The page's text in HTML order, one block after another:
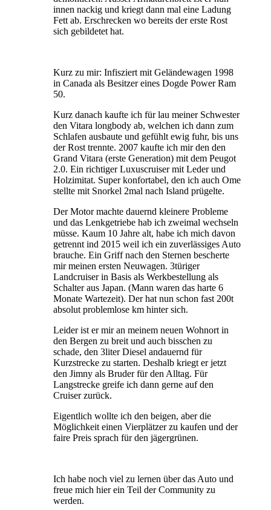
innen nackig und kriegt dann mal eine Ladung
Fett ab. Erschrecken wo bereits der erste Rost
sich gebildetet hat.
Kurz zu mir: Infisziert mit Geländewagen 1998
in Canada als Besitzer eines Dogde Power Ram
50.
Kurz danach kaufte ich für lau meiner Schwester
den Vitara longbody ab, welchen ich dann zum
Schlafen ausbaute und gefühlt ewig fuhr, bis uns
der Rost trennte. 2007 kaufte ich mir den den
Grand Vitara (erste Generation) mit dem Peugot
2.0. Ein richtiger Luxuscruiser mit Leder und
Holzimitat. Super konfortabel, den ich auch Ome
stellte mit Snorkel 2mal nach Island prügelte.
Der Motor machte dauernd kleinere Probleme
und das Lenkgetriebe hab ich zweimal wechseln
müsse. Kaum 10 Jahre alt, habe ich mich davon
getrennt ind 2015 weil ich ein zuverlässiges Auto
brauche. Ein Griff nach den Sternen bescherte
mir meinen ersten Neuwagen. 3türiger
Landcruiser in Basis als Werkbestellung als
Schalter aus Japan. (Mann waren das harte 6
Monate Wartezeit). Der hat nun schon fast 200t
absolut problemlose km hinter sich.
Leider ist er mir an meinem neuen Wohnort in
den Bergen zu breit und auch bisschen zu
schade, den 3liter Diesel andauernd für
Kurzstrecke zu starten. Deshalb kriegt er jetzt
den Jimny als Bruder für den Alltag. Für
Langstrecke greife ich dann gerne auf den
Cruiser zurück.
Eigentlich wollte ich den beigen, aber die
Möglichkeit einen Vierplätzer zu kaufen und der
faire Preis sprach für den jägergrünen.
Ich habe noch viel zu lernen über das Auto und
freue mich hier ein Teil der Community zu
werden.